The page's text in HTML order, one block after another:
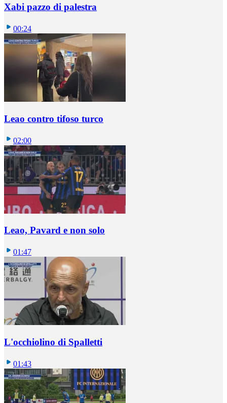
Xabi pazzo di palestra
00:24
Leao contro tifoso turco
02:00
Leao, Pavard e non solo
01:47
L'occhiolino di Spalletti
01:43